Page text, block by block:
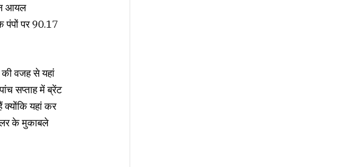
आयल
पंपों पर 90.17
वजह से यहां
सप्ताह में ब्रेंट
यहां कर
के मुकाबले